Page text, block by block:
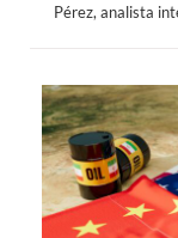
Pérez, analista